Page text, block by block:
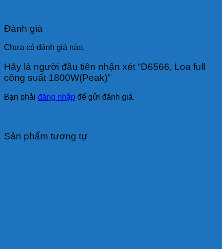
Đánh giá
Chưa có đánh giá nào.
Hãy là người đầu tiên nhận xét “D6566, Loa full
công suất 1800W(Peak)”
Bạn phải đăng nhập để gửi đánh giá.
Sản phẩm tương tự